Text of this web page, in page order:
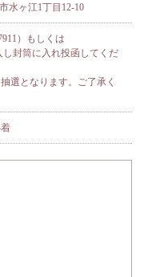
水ヶ江1丁目12-10
）もしくは
封筒に入れ投函してくだ
選となります。ご了承く